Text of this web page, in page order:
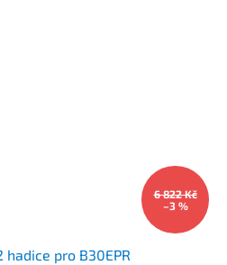
6 822 Kč
–3 %
hadice pro B30EPR